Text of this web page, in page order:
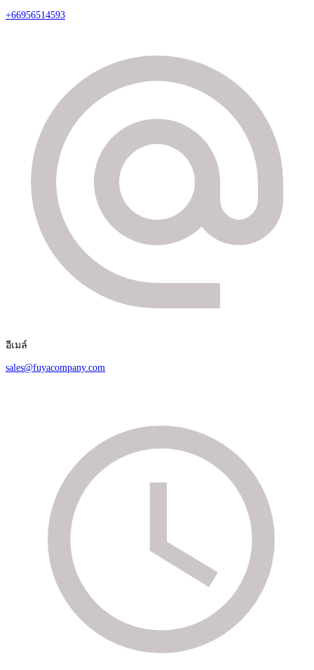
+66956514593
อีเมล์
sales@fuyacompany.com